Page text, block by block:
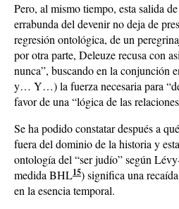
Pero, al mismo tiempo, esta salida
errabunda del devenir no deja de
regresión ontológica, de un
por otra parte, Deleuze recusa con
nunca”, buscando en la conjunción
y… Y…) la fuerza necesaria para
favor de una “lógica de las
Se ha podido constatar después a
fuera del dominio de la historia y
ontología del “ser judío” según
medida BHL15) significa una
en la esencia temporal.